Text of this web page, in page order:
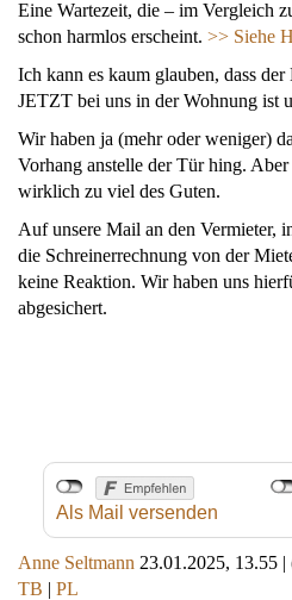
Eine Wartezeit, die – im Vergleich
schon harmlos erscheint. >> Siehe
Ich kann es kaum glauben, dass
JETZT bei uns in der Wohnung ist
Wir haben ja (mehr oder weniger)
Vorhang anstelle der Tür hing.
wirklich zu viel des Guten.
Auf unsere Mail an den Vermieter,
die Schreinerrechnung von der
keine Reaktion. Wir haben uns
abgesichert.
Als Mail versenden
Anne Seltmann 23.01.2025, 13.55 |
TB | PL